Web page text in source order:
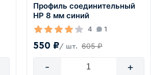
Профиль соединительный
HP 8 мм синий
4 1
550 ₽/ шт. 605 ₽
- +